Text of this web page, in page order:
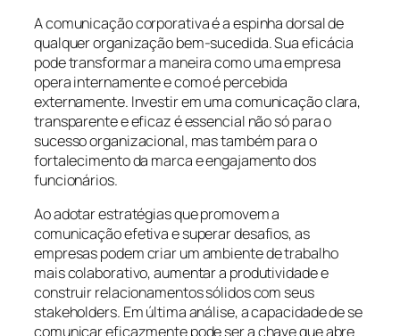
A comunicação corporativa é a espinha dorsal de
qualquer organização bem-sucedida. Sua eficácia
pode transformar a maneira como uma empresa
opera internamente e como é percebida
externamente. Investir em uma comunicação clara,
transparente e eficaz é essencial não só para o
sucesso organizacional, mas também para o
fortalecimento da marca e engajamento dos
funcionários.
Ao adotar estratégias que promovem a
comunicação efetiva e superar desafios, as
empresas podem criar um ambiente de trabalho
mais colaborativo, aumentar a produtividade e
construir relacionamentos sólidos com seus
stakeholders. Em última análise, a capacidade de se
comunicar eficazmente pode ser a chave que abre